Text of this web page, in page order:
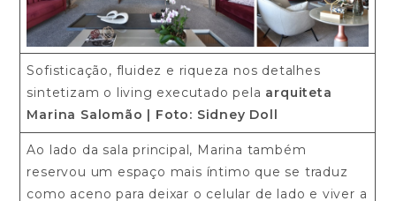
Sofisticação, fluidez e riqueza nos detalhes
sintetizam o living executado pela arquiteta
Marina Salomão | Foto: Sidney Doll
Ao lado da sala principal, Marina também
reservou um espaço mais íntimo que se traduz
como aceno para deixar o celular de lado e viver a